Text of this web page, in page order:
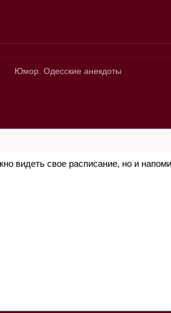
Юмор. Одесские анекдоты
видеть свое расписание, но и